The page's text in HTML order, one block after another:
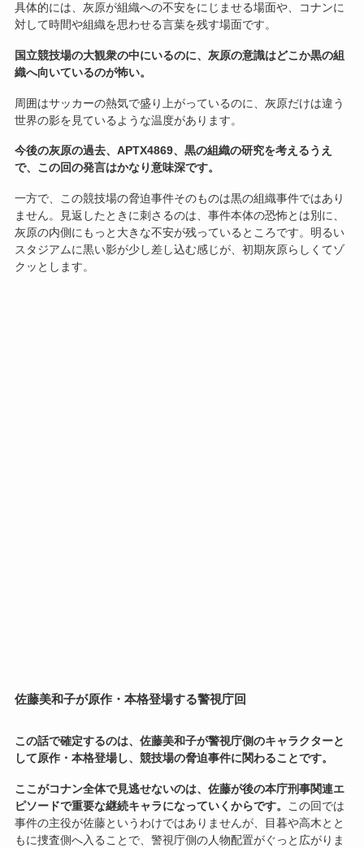
具体的には、灰原が組織への不安をにじませる場面や、コナンに
対して時間や組織を思わせる言葉を残す場面です。
国立競技場の大観衆の中にいるのに、灰原の意識はどこか黒の組
織へ向いているのが怖い。
周囲はサッカーの熱気で盛り上がっているのに、灰原だけは違う
世界の影を見ているような温度があります。
今後の灰原の過去、APTX4869、黒の組織の研究を考えるうえ
で、この回の発言はかなり意味深です。
一方で、この競技場の脅迫事件そのものは黒の組織事件ではあり
ません。見返したときに刺さるのは、事件本体の恐怖とは別に、
灰原の内側にもっと大きな不安が残っているところです。明るい
スタジアムに黒い影が少し差し込む感じが、初期灰原らしくてゾ
クッとします。
佐藤美和子が原作・本格登場する警視庁回
この話で確定するのは、佐藤美和子が警視庁側のキャラクターと
して原作・本格登場し、競技場の脅迫事件に関わることです。
ここがコナン全体で見逃せないのは、佐藤が後の本庁刑事関連エ
ピソードで重要な継続キャラになっていくからです。
この回では
事件の主役が佐藤というわけではありませんが、目暮や高木とと
もに捜査側へ入ることで、警視庁側の人物配置がぐっと広がりま